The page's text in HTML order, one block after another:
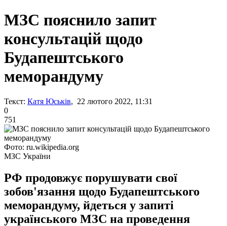
МЗС пояснило запит
консультацій щодо
Будапештського
меморандуму
Текст: Катя Юськів, 22 лютого 2022, 11:31
0
751
Фото: ru.wikipedia.org
МЗС України
РФ продовжує порушувати свої
зобов'язання щодо Будапештського
меморандуму, йдеться у запиті
українського МЗС на проведення